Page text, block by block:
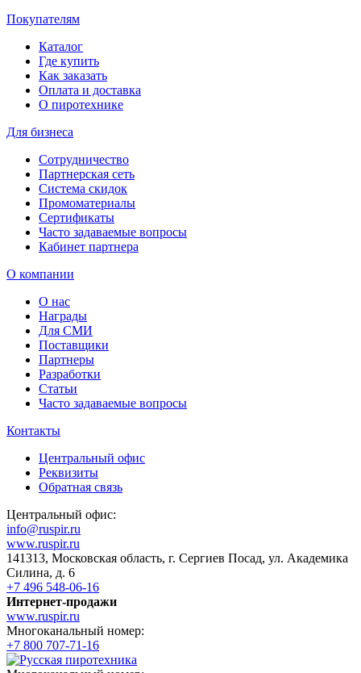
Покупателям
Каталог
Где купить
Как заказать
Оплата и доставка
О пиротехнике
Для бизнеса
Сотрудничество
Партнерская сеть
Система скидок
Промоматериалы
Сертификаты
Часто задаваемые вопросы
Кабинет партнера
О компании
О нас
Награды
Для СМИ
Поставщики
Партнеры
Разработки
Статьи
Часто задаваемые вопросы
Контакты
Центральный офис
Реквизиты
Обратная связь
Центральный офис:
info@ruspir.ru
www.ruspir.ru
141313, Московская область, г. Сергиев Посад, ул. Академика
Силина, д. 6
+7 496 548-06-16
Интернет-продажи
www.ruspir.ru
Многоканальный номер:
+7 800 707-71-16